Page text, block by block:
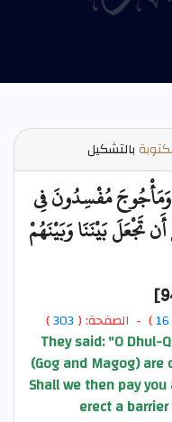
بالتشكيل
وَمَأْجُوجَ مُفْسِدُونَ فِي
تَجْعَلَ بَيْنَنَا وَبَيْنَهُمْ
16) - الصفحة: (303
)
They said: "O Dhul-
(Gog and Magog)
Shall we then pay
erect a